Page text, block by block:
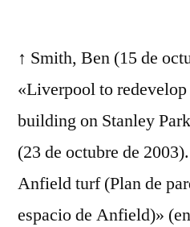
↑ Smith, Ben (15 de
«Liverpool to
building on Stanley
(23 de octubre de
Anfield turf (Plan de
espacio de Anfield)»